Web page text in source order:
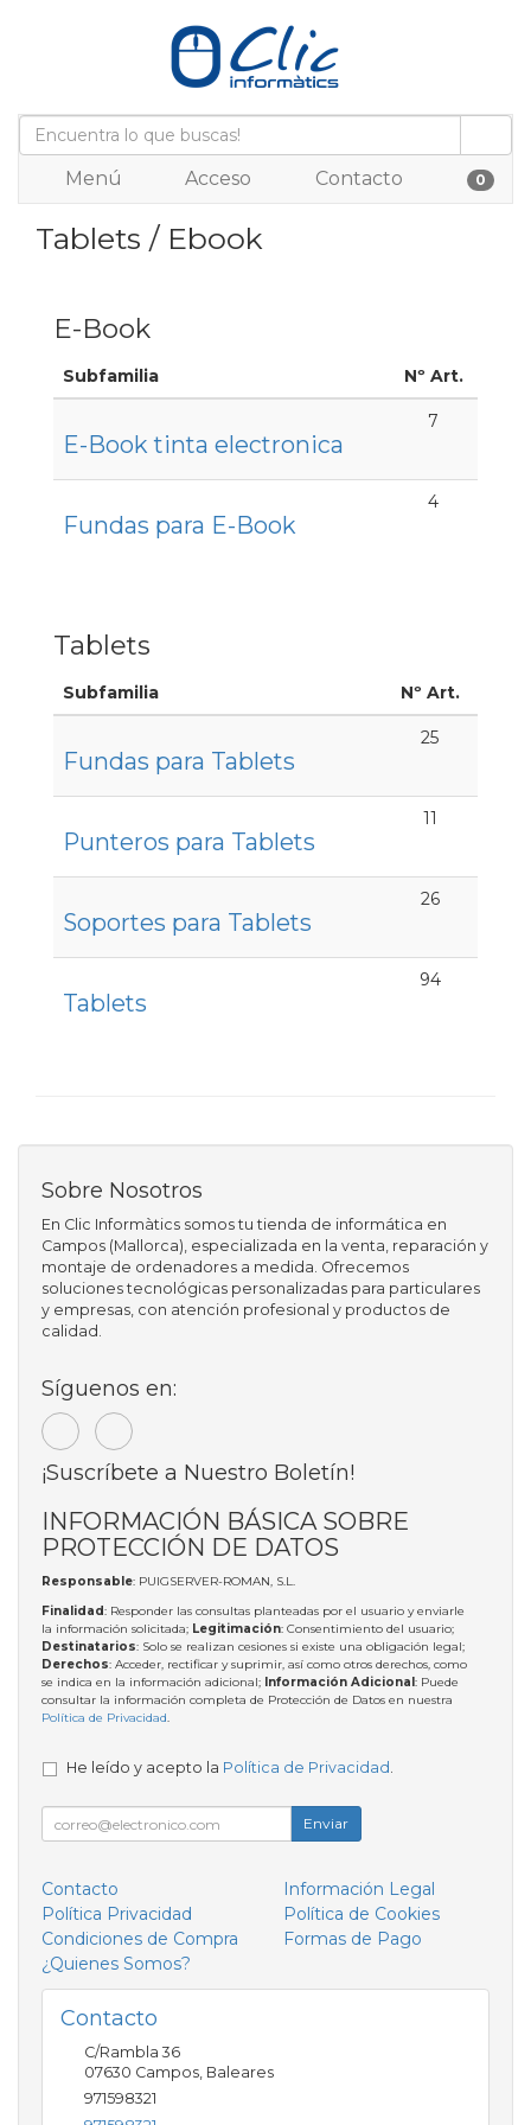
Menú Acceso Contacto 0
Tablets / Ebook
E-Book
Subfamilia Nº Art.
E-Book tinta electronica
7
Fundas para E-Book
4
Tablets
Subfamilia Nº Art.
Fundas para Tablets
25
Punteros para Tablets
11
Soportes para Tablets
26
Tablets
94
Sobre Nosotros
En Clic Informàtics somos tu tienda de informática en
Campos (Mallorca), especializada en la venta, reparación y
montaje de ordenadores a medida. Ofrecemos
soluciones tecnológicas personalizadas para particulares
y empresas, con atención profesional y productos de
calidad.
Síguenos en:
¡Suscríbete a Nuestro Boletín!
INFORMACIÓN BÁSICA SOBRE
PROTECCIÓN DE DATOS
Responsable: PUIGSERVER-ROMAN, S.L.
Finalidad: Responder las consultas planteadas por el usuario y enviarle
la información solicitada; Legitimación: Consentimiento del usuario;
Destinatarios: Solo se realizan cesiones si existe una obligación legal;
Derechos: Acceder, rectificar y suprimir, así como otros derechos, como
se indica en la información adicional; Información Adicional: Puede
consultar la información completa de Protección de Datos en nuestra
Política de Privacidad.
He leído y acepto la Política de Privacidad .
Enviar
Contacto
Información Legal
Política Privacidad
Política de Cookies
Condiciones de Compra
Formas de Pago
¿Quienes Somos?
Contacto
C/Rambla 36
07630 Campos, Baleares
971598321